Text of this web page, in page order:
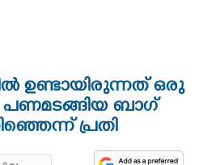
ഉണ്ടായിരുന്നത് ഒരു
പണമടങ്ങിയ ബാഗ്
പ്രതി